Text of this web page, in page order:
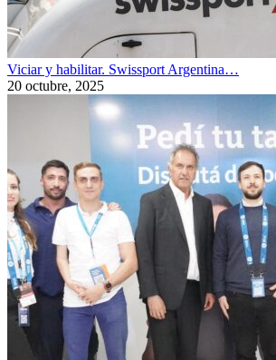
Viciar y habilitar. Swissport Argentina…
20 octubre, 2025